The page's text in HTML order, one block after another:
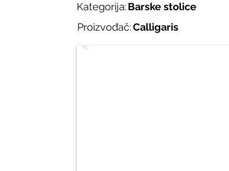
Kategorija:Barske stolice
Proizvođač:Calligaris